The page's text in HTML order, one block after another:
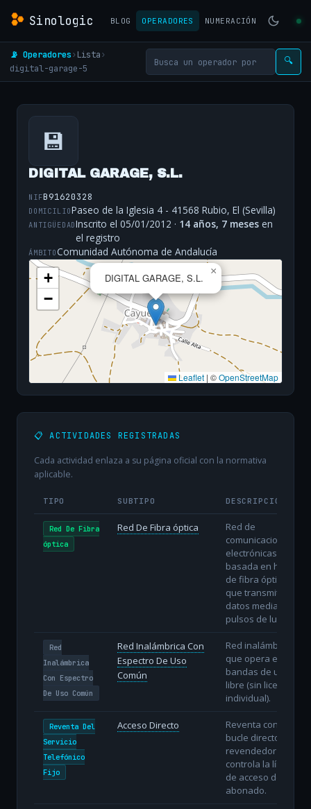
Sinologic BLOG OPERADORES NUMERACIÓN
📡 Operadores› Lista›
digital-garage-5
🔍
💾
DIGITAL GARAGE, S.L.
NIFB91620328
DOMICILIOPaseo de la Iglesia 4 - 41568 Rubio, El (Sevilla)
ANTIGÜEDADInscrito el 05/01/2012 · 14 años, 7 meses en
el registro
ÁMBITOComunidad Autónoma de Andalucía
DIGITAL GARAGE, S.L.
×
+
−
Leaflet | ©OpenStreetMap
📋 ACTIVIDADES REGISTRADAS
Cada actividad enlaza a su página oficial con la normativa
aplicable.
TIPO SUBTIPO DESCRIPCIÓN
Red De Fibra
óptica
Red De Fibra óptica
Red de
comunicaciones
electrónicas
basada en hilos
de fibra óptica
que transmiten
datos mediante
pulsos de luz.
Red
Inalámbrica
Con Espectro
De Uso Común
Red Inalámbrica Con
Espectro De Uso
Común
Red inalámbrica
que opera en
bandas de uso
libre (sin licencia
individual).
Reventa Del
Servicio
Telefónico
Fijo
Acceso Directo
Reventa con
bucle directo: el
revendedor
controla la línea
de acceso del
abonado.